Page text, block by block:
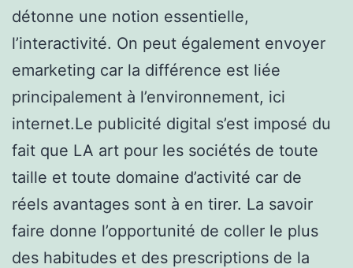
détonne une notion essentielle,
l’interactivité. On peut également envoyer
emarketing car la différence est liée
principalement à l’environnement, ici
internet.Le publicité digital s’est imposé du
fait que LA art pour les sociétés de toute
taille et toute domaine d’activité car de
réels avantages sont à en tirer. La savoir
faire donne l’opportunité de coller le plus
des habitudes et des prescriptions de la